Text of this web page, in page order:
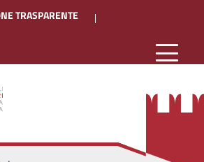
TRASPARENTE